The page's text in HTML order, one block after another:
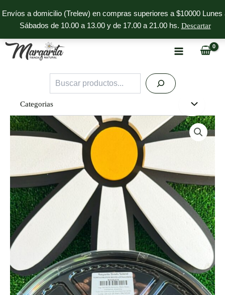
Envíos a domicilio (Trelew) en compras superiores a $10000 Lunes
Sábados de 10.00 a 13.00 y de 17.00 a 21.00 hs. Descartar
al
contenido
Buscar
Categorias
Torta
Dulce